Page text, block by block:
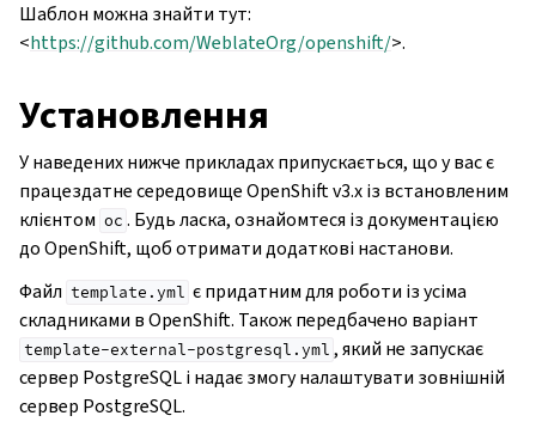
Шаблон можна знайти тут:
<https://github.com/WeblateOrg/openshift/>.
Установлення
У наведених нижче прикладах припускається, що у вас є
працездатне середовище OpenShift v3.x із встановленим
клієнтом oc . Будь ласка, ознайомтеся із документацією
до OpenShift, щоб отримати додаткові настанови.
Файл template.yml є придатним для роботи із усіма
складниками в OpenShift. Також передбачено варіант
template-external-postgresql.yml , який не запускає
сервер PostgreSQL і надає змогу налаштувати зовнішній
сервер PostgreSQL.